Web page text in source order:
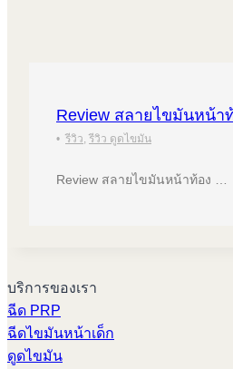
Review สลายไขมันหน้า
• รีวิว, รีวิว ดูดไขมัน
Review สลายไขมันหน้าท้อง …
บริการของเรา
ฉีด PRP
ฉีดไขมันหน้าเด็ก
ดูดไขมัน